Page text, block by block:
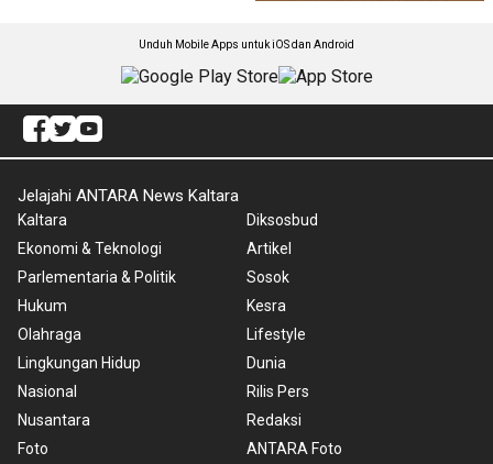
Unduh Mobile Apps untuk iOS dan Android
Jelajahi ANTARA News Kaltara
Kaltara
Ekonomi & Teknologi
Parlementaria & Politik
Hukum
Olahraga
Lingkungan Hidup
Nasional
Nusantara
Foto
Diksosbud
Artikel
Sosok
Kesra
Lifestyle
Dunia
Rilis Pers
Redaksi
ANTARA Foto